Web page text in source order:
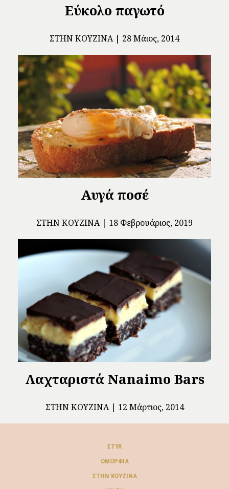
Εύκολο παγωτό
ΣΤΗΝ ΚΟΥΖΊΝΑ 28 Μάιος, 2014
Αυγά ποσέ
ΣΤΗΝ ΚΟΥΖΊΝΑ 18 Φεβρουάριος, 2019
Λαχταριστά Nanaimo Bars
ΣΤΗΝ ΚΟΥΖΊΝΑ 12 Μάρτιος, 2014
ΣΤΥΛ
ΟΜΟΡΦΙΆ
ΣΤΗΝ ΚΟΥΖΊΝΑ